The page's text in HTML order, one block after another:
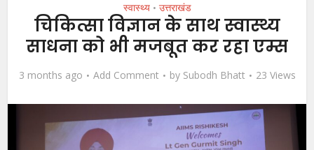
स्वास्थ्य • उत्तराखंड
चिकित्सा विज्ञान के साथ स्वास्थ्य
साधना को भी मजबूत कर रहा एम्स
3 months ago Add Comment by Subodh Bhatt 23 Views